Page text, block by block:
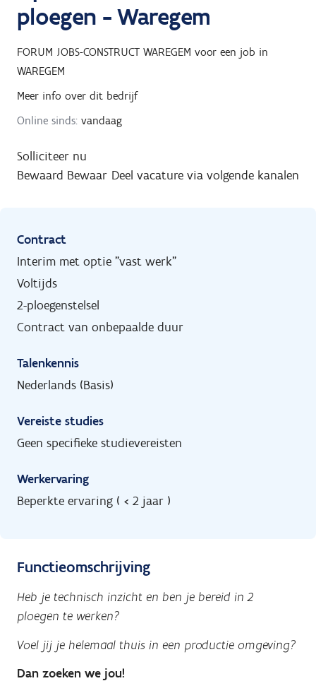
ploegen - Waregem
FORUM JOBS-CONSTRUCT WAREGEM voor een job in
WAREGEM
Meer info over dit bedrijf
Online sinds: vandaag
Solliciteer nu
Bewaard Bewaar Deel vacature via volgende kanalen
Contract
Interim met optie "vast werk"
Voltijds
2-ploegenstelsel
Contract van onbepaalde duur
Talenkennis
Nederlands (Basis)
Vereiste studies
Geen specifieke studievereisten
Werkervaring
Beperkte ervaring ( < 2 jaar )
Functieomschrijving
Heb je technisch inzicht en ben je bereid in 2
ploegen te werken?
Voel jij je helemaal thuis in een productie omgeving?
Dan zoeken we jou!